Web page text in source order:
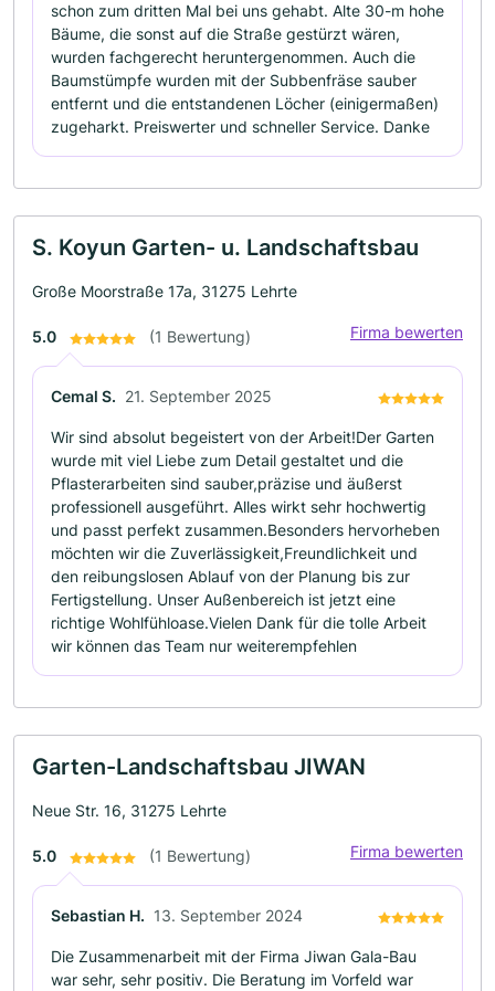
schon zum dritten Mal bei uns gehabt. Alte 30-m hohe
Bäume, die sonst auf die Straße gestürzt wären,
wurden fachgerecht heruntergenommen. Auch die
Baumstümpfe wurden mit der Subbenfräse sauber
entfernt und die entstandenen Löcher (einigermaßen)
zugeharkt. Preiswerter und schneller Service. Danke
S. Koyun Garten- u. Landschaftsbau
Große Moorstraße 17a, 31275 Lehrte
5.0 (1 Bewertung) Firma bewerten
Cemal S. 21. September 2025
Wir sind absolut begeistert von der Arbeit!Der Garten
wurde mit viel Liebe zum Detail gestaltet und die
Pflasterarbeiten sind sauber,präzise und äußerst
professionell ausgeführt. Alles wirkt sehr hochwertig
und passt perfekt zusammen.Besonders hervorheben
möchten wir die Zuverlässigkeit,Freundlichkeit und
den reibungslosen Ablauf von der Planung bis zur
Fertigstellung. Unser Außenbereich ist jetzt eine
richtige Wohlfühloase.Vielen Dank für die tolle Arbeit
wir können das Team nur weiterempfehlen
Garten-Landschaftsbau JIWAN
Neue Str. 16, 31275 Lehrte
5.0 (1 Bewertung) Firma bewerten
Sebastian H. 13. September 2024
Die Zusammenarbeit mit der Firma Jiwan Gala-Bau
war sehr, sehr positiv. Die Beratung im Vorfeld war